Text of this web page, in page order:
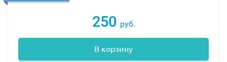
250 руб.
В корзину